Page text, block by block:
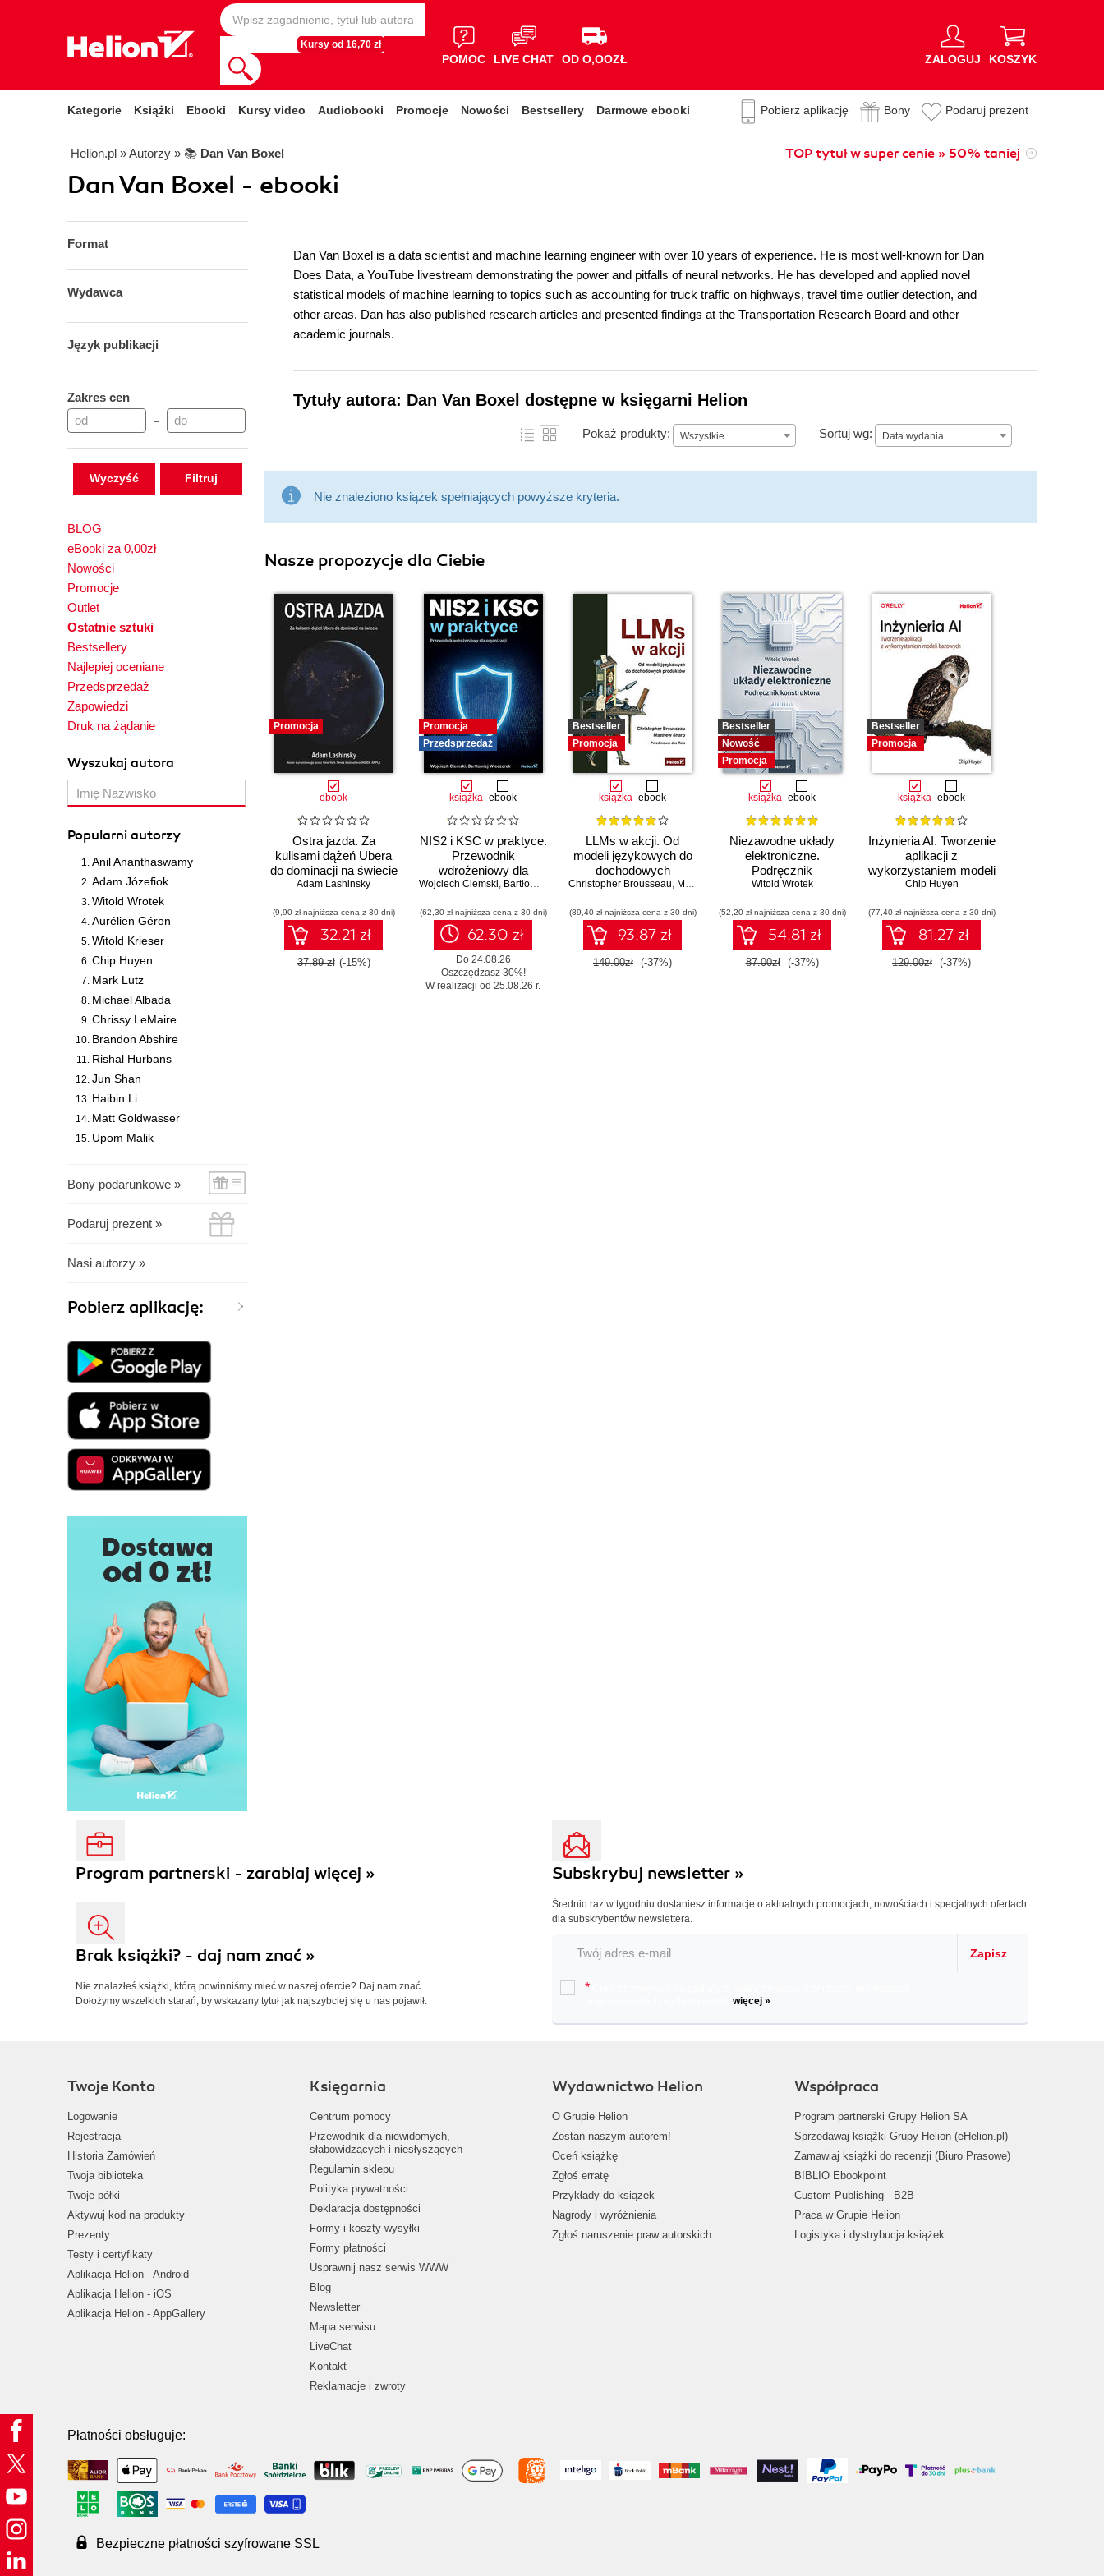
Kursy od 16,70 zł
POMOC LIVE CHAT OD O,OOZŁ ZALOGUJ KOSZYK
Kategorie Książki Ebooki Kursy video Audiobooki Promocje Nowości Bestsellery Darmowe ebooki Pobierz aplikację Bony Podaruj prezent
Helion.pl » Autorzy » 📚 Dan Van Boxel TOP tytuł w super cenie » 50% taniej
Dan Van Boxel - ebooki
Format
Wydawca
Język publikacji
Zakres cen
–
Wyczyść
BLOG
eBooki za 0,00zł
Nowości
Promocje
Outlet
Ostatnie sztuki
Bestsellery
Najlepiej oceniane
Przedsprzedaż
Zapowiedzi
Druk na żądanie
Wyszukaj autora
Popularni autorzy
Anil Ananthaswamy
Adam Józefiok
Witold Wrotek
Aurélien Géron
Witold Krieser
Chip Huyen
Mark Lutz
Michael Albada
Chrissy LeMaire
Brandon Abshire
Rishal Hurbans
Jun Shan
Haibin Li
Matt Goldwasser
Upom Malik
Bony podarunkowe »
Podaruj prezent »
Nasi autorzy »
Pobierz aplikację:
Dan Van Boxel is a data scientist and machine learning engineer with over 10 years of experience. He is most well-known for Dan
Does Data, a YouTube livestream demonstrating the power and pitfalls of neural networks. He has developed and applied novel
statistical models of machine learning to topics such as accounting for truck traffic on highways, travel time outlier detection, and
other areas. Dan has also published research articles and presented findings at the Transportation Research Board and other
academic journals.
Tytuły autora: Dan Van Boxel dostępne w księgarni Helion
Pokaż produkty: Wszystkie Sortuj wg: Data wydania
Data wydania
Nie znaleziono książek spełniających powyższe kryteria.
Nasze propozycje dla Ciebie
Promocja
ebook
Ostra jazda. Za
kulisami dążeń Ubera
do dominacji na świecie
Adam Lashinsky
(9,90 zł najniższa cena z 30 dni)
32.21 zł
37.89 zł (-15%)
Promocja
Przedsprzedaż
książka ebook
NIS2 i KSC w praktyce.
Przewodnik
wdrożeniowy dla
organizacji
Wojciech Ciemski, Bartłomiej Wieczorek
(62,30 zł najniższa cena z 30 dni)
62.30 zł
Do 24.08.26
Oszczędzasz 30%!
W realizacji od 25.08.26 r.
Bestseller
Promocja
książka ebook
LLMs w akcji. Od
modeli językowych do
dochodowych
produktów
Christopher Brousseau, Matt Sharp
(89,40 zł najniższa cena z 30 dni)
93.87 zł
149.00zł (-37%)
Bestseller
Nowość
Promocja
książka ebook
Niezawodne układy
elektroniczne.
Podręcznik
konstruktora
Witold Wrotek
(52,20 zł najniższa cena z 30 dni)
54.81 zł
87.00zł (-37%)
Bestseller
Promocja
książka ebook
Inżynieria AI. Tworzenie
aplikacji z
wykorzystaniem modeli
bazowych
Chip Huyen
(77,40 zł najniższa cena z 30 dni)
81.27 zł
129.00zł (-37%)
Program partnerski - zarabiaj więcej »
Brak książki? - daj nam znać »
Nie znalazłeś książki, którą powinniśmy mieć w naszej ofercie? Daj nam znać.
Dołożymy wszelkich starań, by wskazany tytuł jak najszybciej się u nas pojawił.
Subskrybuj newsletter »
Średnio raz w tygodniu dostaniesz informacje o aktualnych promocjach, nowościach i specjalnych ofertach
dla subskrybentów newslettera.
Zapisz
*
więcej »
Twoje Konto
Logowanie
Rejestracja
Historia Zamówień
Twoja biblioteka
Twoje półki
Aktywuj kod na produkty
Prezenty
Testy i certyfikaty
Aplikacja Helion - Android
Aplikacja Helion - iOS
Aplikacja Helion - AppGallery
Księgarnia
Centrum pomocy
Przewodnik dla niewidomych,
słabowidzących i niesłyszących
Regulamin sklepu
Polityka prywatności
Deklaracja dostępności
Formy i koszty wysyłki
Formy płatności
Usprawnij nasz serwis WWW
Blog
Newsletter
Mapa serwisu
LiveChat
Kontakt
Reklamacje i zwroty
Wydawnictwo Helion
O Grupie Helion
Zostań naszym autorem!
Oceń książkę
Zgłoś erratę
Przykłady do książek
Nagrody i wyróżnienia
Zgłoś naruszenie praw autorskich
Współpraca
Program partnerski Grupy Helion SA
Sprzedawaj książki Grupy Helion (eHelion.pl)
Zamawiaj książki do recenzji (Biuro Prasowe)
BIBLIO Ebookpoint
Custom Publishing - B2B
Praca w Grupie Helion
Logistyka i dystrybucja książek
Płatności obsługuje:
Bezpieczne płatności szyfrowane SSL